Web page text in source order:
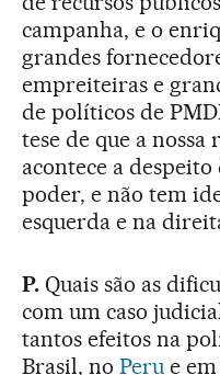
campanha, e o
grandes
empreiteiras e
de políticos de
tese de que a
acontece a
poder, e não tem
esquerda e na
P.Quais são as
com um caso
tantos efeitos na
Brasil, no Peru e